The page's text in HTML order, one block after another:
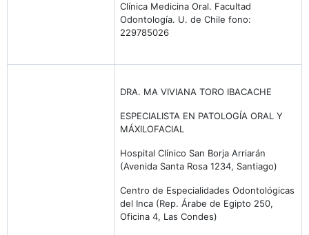
Clínica Medicina Oral. Facultad
Odontología. U. de Chile fono:
229785026
DRA. MA VIVIANA TORO IBACACHE
ESPECIALISTA EN PATOLOGÍA ORAL Y
MÁXILOFACIAL
Hospital Clínico San Borja Arriarán
(Avenida Santa Rosa 1234, Santiago)
Centro de Especialidades Odontológicas
del Inca (Rep. Árabe de Egipto 250,
Oficina 4, Las Condes)